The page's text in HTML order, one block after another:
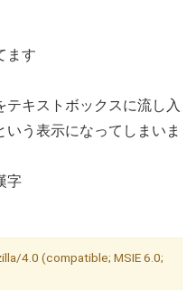
ます
テキストボックスに流し入
う表示になってしまいま
字
4.0 (compatible; MSIE 6.0;